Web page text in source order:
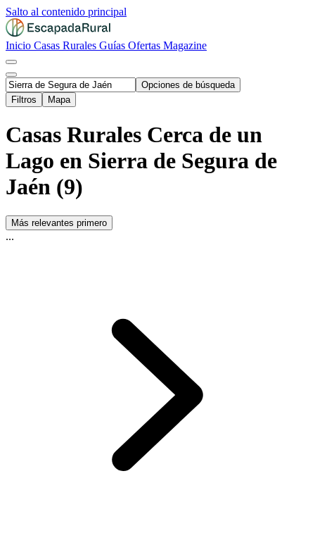
Salto al contenido principal
Inicio Casas Rurales Guías Ofertas Magazine
Opciones de búsqueda
Filtros
Mapa
Casas Rurales Cerca de un
Lago en Sierra de Segura de
Jaén (9)
Más relevantes primero
...